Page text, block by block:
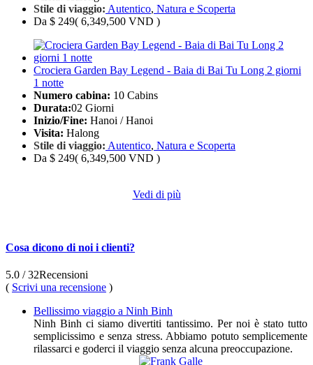
Stile di viaggio: Autentico, Natura e Scoperta
Da $ 249( 6,349,500 VND )
Crociera Garden Bay Legend - Baia di Bai Tu Long 2 giorni
1 notte
Numero cabina: 10 Cabins
Durata:02 Giorni
Inizio/Fine: Hanoi / Hanoi
Visita: Halong
Stile di viaggio: Autentico, Natura e Scoperta
Da $ 249( 6,349,500 VND )
Vedi di più
Cosa dicono di noi i clienti?
5.0 / 32Recensioni
( Scrivi una recensione )
Bellissimo viaggio a Ninh Binh
Ninh Binh ci siamo divertiti tantissimo. Per noi è stato tutto
semplicissimo e senza stress. Abbiamo potuto semplicemente
rilassarci e goderci il viaggio senza alcuna preoccupazione.